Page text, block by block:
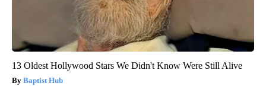
13 Oldest Hollywood Stars We Didn't Know Were Still Alive
Baptist Hub